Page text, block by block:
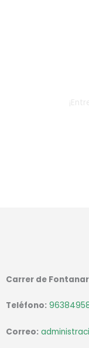
Carrer de
Teléfono:
Correo: